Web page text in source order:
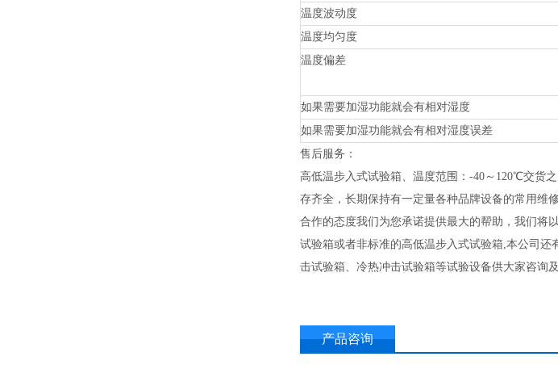
温度波动度
温度均匀度
温度偏差
如果需要加湿功能就会有相对湿度
如果需要加湿功能就会有相对湿度误差
售后服务：
高低温步入式试验箱、温度范围： -40～120℃交货
存齐全，长期保持有一定量各种品牌设备的常用维
合作的态度我们为您承诺提供最大的帮助，我们将
试验箱或者非标准的高低温步入式试验箱,本公司
击试验箱、冷热冲击试验箱等试验设备供大家咨询及
产品咨询